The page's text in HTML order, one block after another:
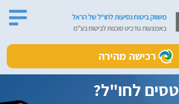
רכישה מהירה
טסים לחו"ל?